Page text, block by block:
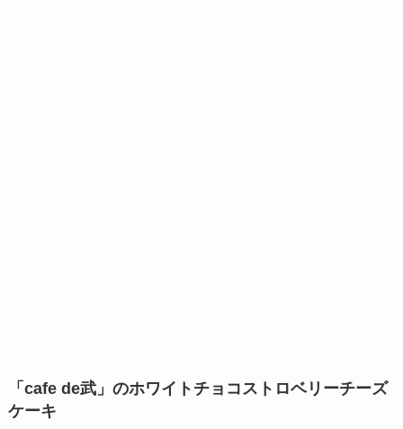
「cafe de武」のホワイトチョコストロベリーチーズ
ケーキ